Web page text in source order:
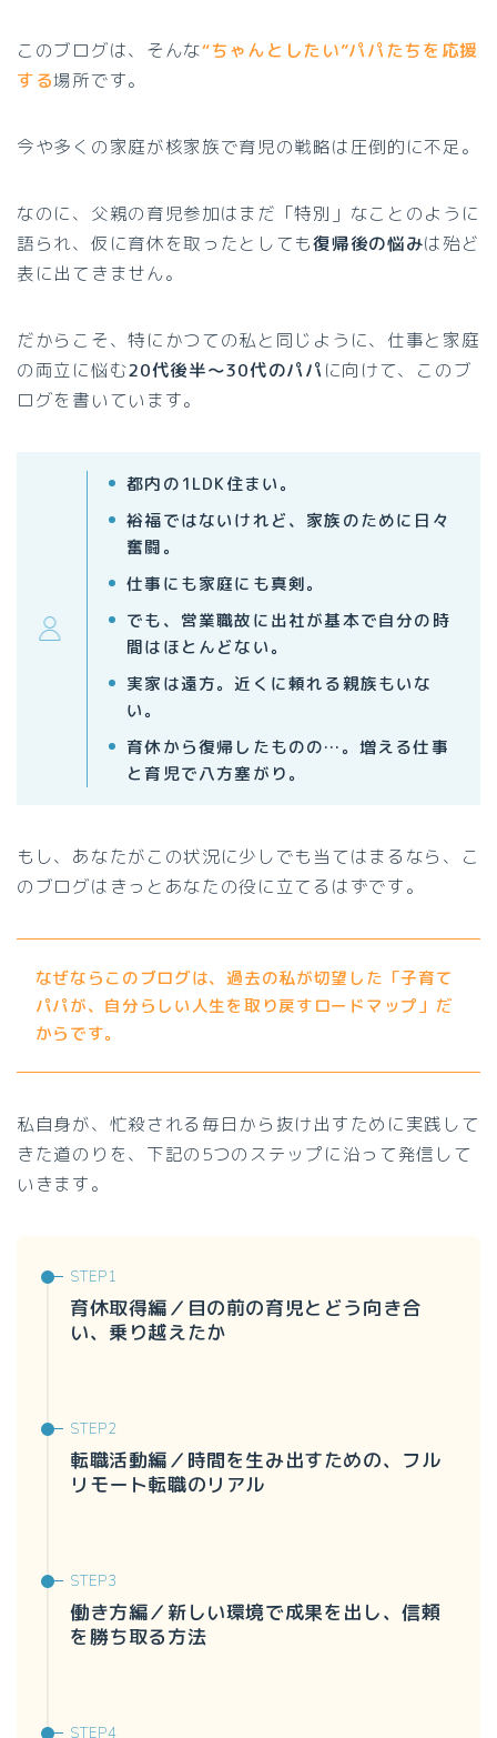
このブログは、そんな“ちゃんとしたい”パパたちを応援
する場所です。
今や多くの家庭が核家族で育児の戦略は圧倒的に不足。
なのに、父親の育児参加はまだ「特別」なことのように
語られ、仮に育休を取ったとしても復帰後の悩みは殆ど
表に出てきません。
だからこそ、特にかつての私と同じように、仕事と家庭
の両立に悩む20代後半〜30代のパパに向けて、このブ
ログを書いています。
都内の1LDK住まい。
裕福ではないけれど、家族のために日々
奮闘。
仕事にも家庭にも真剣。
でも、営業職故に出社が基本で自分の時
間はほとんどない。
実家は遠方。近くに頼れる親族もいな
い。
育休から復帰したものの…。増える仕事
と育児で八方塞がり。
もし、あなたがこの状況に少しでも当てはまるなら、こ
のブログはきっとあなたの役に立てるはずです。
なぜならこのブログは、過去の私が切望した「子育て
パパが、自分らしい人生を取り戻すロードマップ」だ
からです。
私自身が、忙殺される毎日から抜け出すために実践して
きた道のりを、下記の5つのステップに沿って発信して
いきます。
育休取得編／目の前の育児とどう向き合
い、乗り越えたか
転職活動編／時間を生み出すための、フル
リモート転職のリアル
働き方編／新しい環境で成果を出し、信頼
を勝ち取る方法